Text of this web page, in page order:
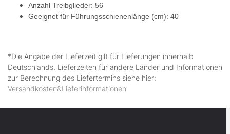
Anzahl Treibglieder: 56
Geeignet für Führungsschienenlänge (cm): 40
*Die Angabe der Lieferzeit gilt für Lieferungen innerhalb
Deutschlands. Lieferzeiten für andere Länder und Informationen
zur Berechnung des Liefertermins siehe hier:
Versandkosten&Lieferinformationen